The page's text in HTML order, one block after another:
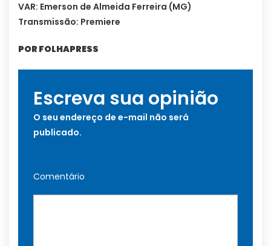
VAR: Emerson de Almeida Ferreira (MG)
Transmissão: Premiere
POR FOLHAPRESS
Escreva sua opinião
O seu endereço de e-mail não será
publicado.
Comentário